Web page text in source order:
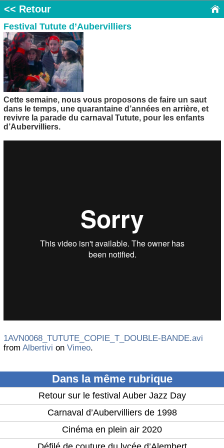
<< Retour
Festival Tutute d’Aubervilliers
Cette semaine, nous vous proposons de faire un saut
dans le temps, une quarantaine d’années en arrière, et
revivre la parade du carnaval Tutute, pour les enfants
d’Aubervilliers.
1AVN0068_TUTUTE_COPIE_T_DOUBLE-BANDE.avi
from Albertivi on Vimeo.
Dans la même rubrique
Retour sur le festival Auber Jazz Day
Carnaval d’Aubervilliers de 1998
Cinéma en plein air 2020